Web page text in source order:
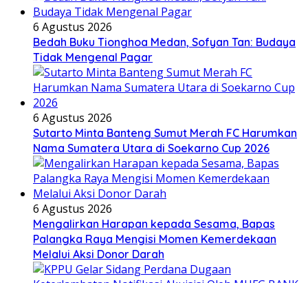
6 Agustus 2026
Bedah Buku Tionghoa Medan, Sofyan Tan: Budaya
Tidak Mengenal Pagar
6 Agustus 2026
Sutarto Minta Banteng Sumut Merah FC Harumkan
Nama Sumatera Utara di Soekarno Cup 2026
6 Agustus 2026
Mengalirkan Harapan kepada Sesama, Bapas
Palangka Raya Mengisi Momen Kemerdekaan
Melalui Aksi Donor Darah